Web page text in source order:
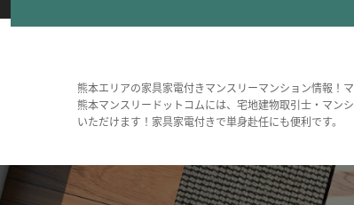
熊本エリアの家具家電付きマンスリーマンション情報！
熊本マンスリードットコムには、宅地建物取引士・マン
いただけます！家具家電付きで単身赴任にも便利です。